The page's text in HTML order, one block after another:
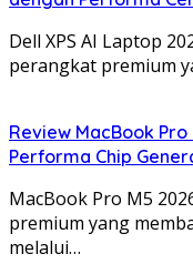
Dell XPS AI Laptop
perangkat premium
Review MacBook
Performa Chip
MacBook Pro M5
premium yang
melalui…